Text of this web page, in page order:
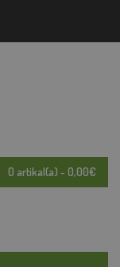
0 artikal(a) - 0,00€